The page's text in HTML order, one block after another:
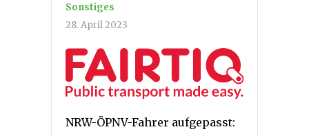
Sonstiges
28. April 2023
NRW-ÖPNV-Fahrer aufgepasst: